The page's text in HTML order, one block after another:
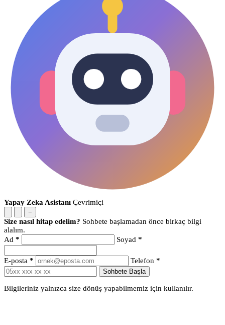
Yapay Zeka Asistanı Çevrimiçi
−
Size nasıl hitap edelim? Sohbete başlamadan önce birkaç bilgi
alalım.
Ad * Soyad *
E-posta * Telefon *
Sohbete Başla
Bilgileriniz yalnızca size dönüş yapabilmemiz için kullanılır.